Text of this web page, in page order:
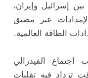
إسرائيل وإيران،
عبر مضيق
الطاقة العالمية.
الفيدرالي
تزداد فيه تقلبات